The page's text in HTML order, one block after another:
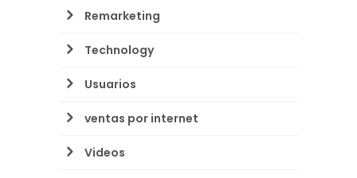
Remarketing
Technology
Usuarios
ventas por internet
Videos